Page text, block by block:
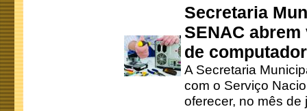
Secretaria
SENAC
de
A Secretaria
com o Serviço
oferecer, no mês de